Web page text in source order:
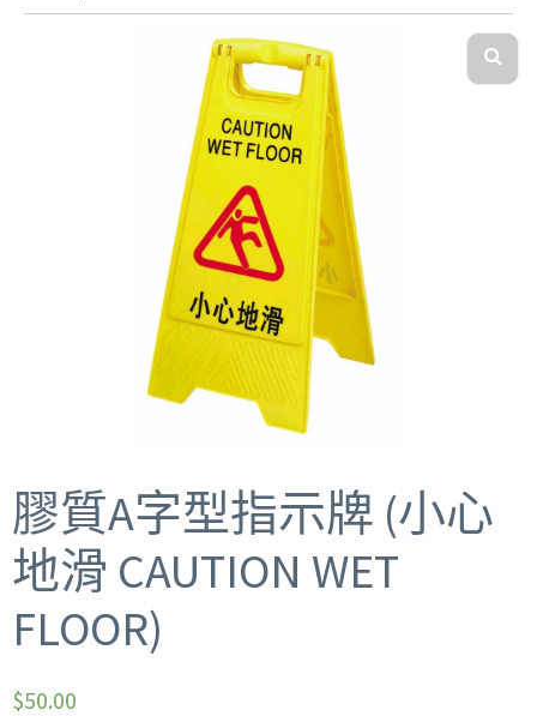
膠質A字型指示牌 (小心
地滑 CAUTION WET
FLOOR)
$50.00